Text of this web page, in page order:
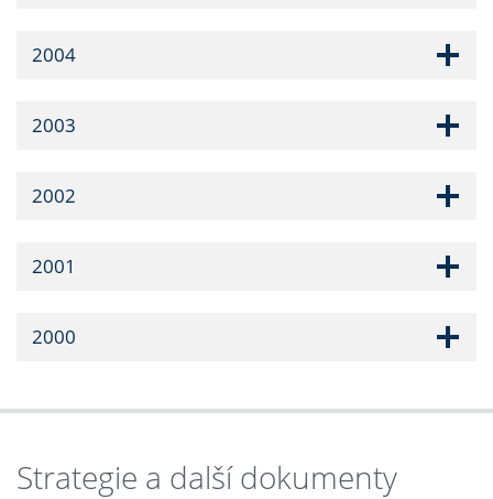
2004
2003
2002
2001
2000
Strategie a další dokumenty